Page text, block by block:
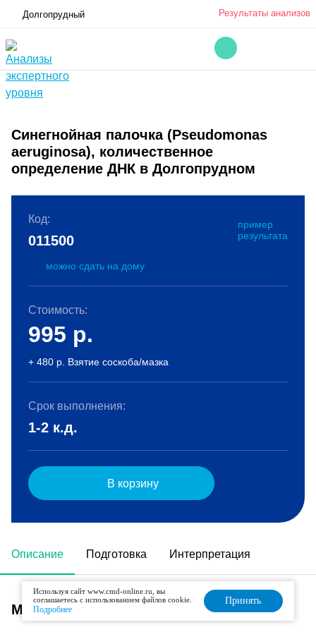
Долгопрудный Результаты анализов
Синегнойная палочка (Pseudomonas
aeruginosa), количественное
определение ДНК в Долгопрудном
Описание Подготовка Интерпретация
Метод исследования
Код:
пример
результата
011500
можно сдать на дому
Стоимость:
995 р.
+ 480 р. Взятие соскоба/мазка
Срок выполнения:
1-2 к.д.
В корзину
Используя сайт www.cmd-online.ru, вы
соглашаетесь с использованием файлов cookie.
Подробнее
Принять